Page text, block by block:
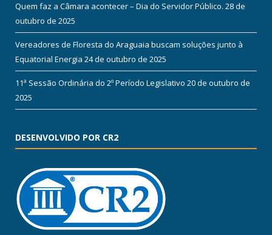
Quem faz a Câmara acontecer – Dia do Servidor Público. 28 de
outubro de 2025
Vereadores de Floresta do Araguaia buscam soluções junto à
Equatorial Energia 24 de outubro de 2025
11ª Sessão Ordinária do 2º Período Legislativo 20 de outubro de
2025
DESENVOLVIDO POR CR2